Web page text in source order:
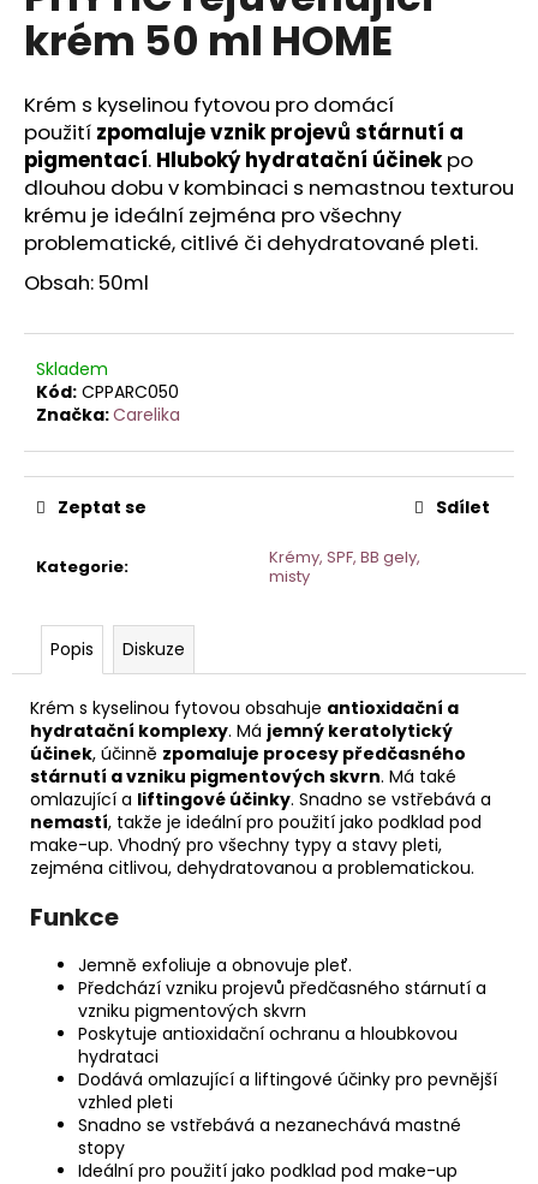
1,5
hvězdiček.
krém 50 ml HOME
Krém s kyselinou fytovou pro domácí
použití zpomaluje vznik projevů stárnutí a
pigmentací. Hluboký hydratační účinek po
dlouhou dobu v kombinaci s nemastnou texturou
krému je ideální zejména pro všechny
problematické, citlivé či dehydratované pleti.
Obsah: 50ml
Skladem
Kód: CPPARC050
Značka:Carelika
Kategorie:
Krémy, SPF, BB gely,
misty
Zeptat se Sdílet
Popis Diskuze
Krém s kyselinou fytovou obsahuje antioxidační a
hydratační komplexy. Má jemný keratolytický
účinek, účinně zpomaluje procesy předčasného
stárnutí a vzniku pigmentových skvrn. Má také
omlazující a liftingové účinky. Snadno se vstřebává a
nemastí, takže je ideální pro použití jako podklad pod
make-up. Vhodný pro všechny typy a stavy pleti,
zejména citlivou, dehydratovanou a problematickou.
Funkce
Jemně exfoliuje a obnovuje pleť.
Předchází vzniku projevů předčasného stárnutí a
vzniku pigmentových skvrn
Poskytuje antioxidační ochranu a hloubkovou
hydrataci
Dodává omlazující a liftingové účinky pro pevnější
vzhled pleti
Snadno se vstřebává a nezanechává mastné
stopy
Ideální pro použití jako podklad pod make-up
a
j
í
t
?
D
o
o
u
u
e
STERILNÍ
NÁSTAVCE
PRO
DERMAPERO
DERMALIGHTPEN
A
DERMAQUATRO
JEHLIČEK